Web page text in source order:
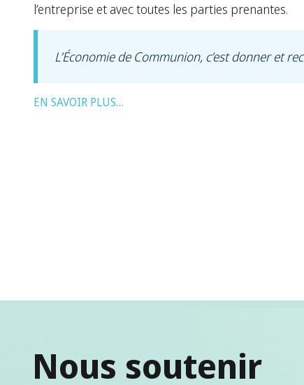
l’entreprise et avec toutes les parties prenantes.
L’Économie de Communion, c’est donner et
EN SAVOIR PLUS…
Nous soutenir